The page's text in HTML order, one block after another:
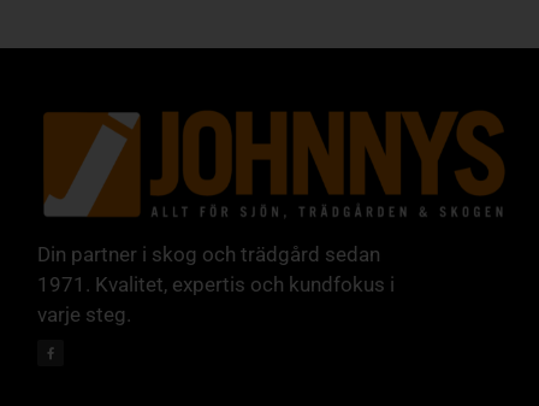
Din partner i skog och trädgård sedan
1971. Kvalitet, expertis och kundfokus i
varje steg.